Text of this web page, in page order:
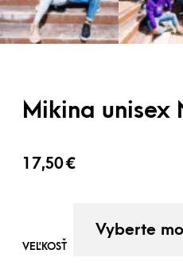
Mikina unisex
17,50€
VEĽKOSŤ